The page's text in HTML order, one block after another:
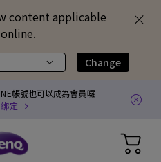
content applicable
Change
帳號也可以成為會員囉
定